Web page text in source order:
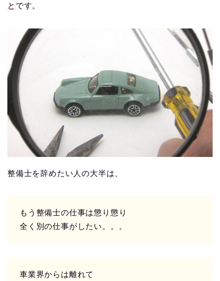
と です。
整備士を辞めたい人の大半は、
もう整備士の仕事は懲り懲り
全く別の仕事がしたい。。。
車業界からは離れて